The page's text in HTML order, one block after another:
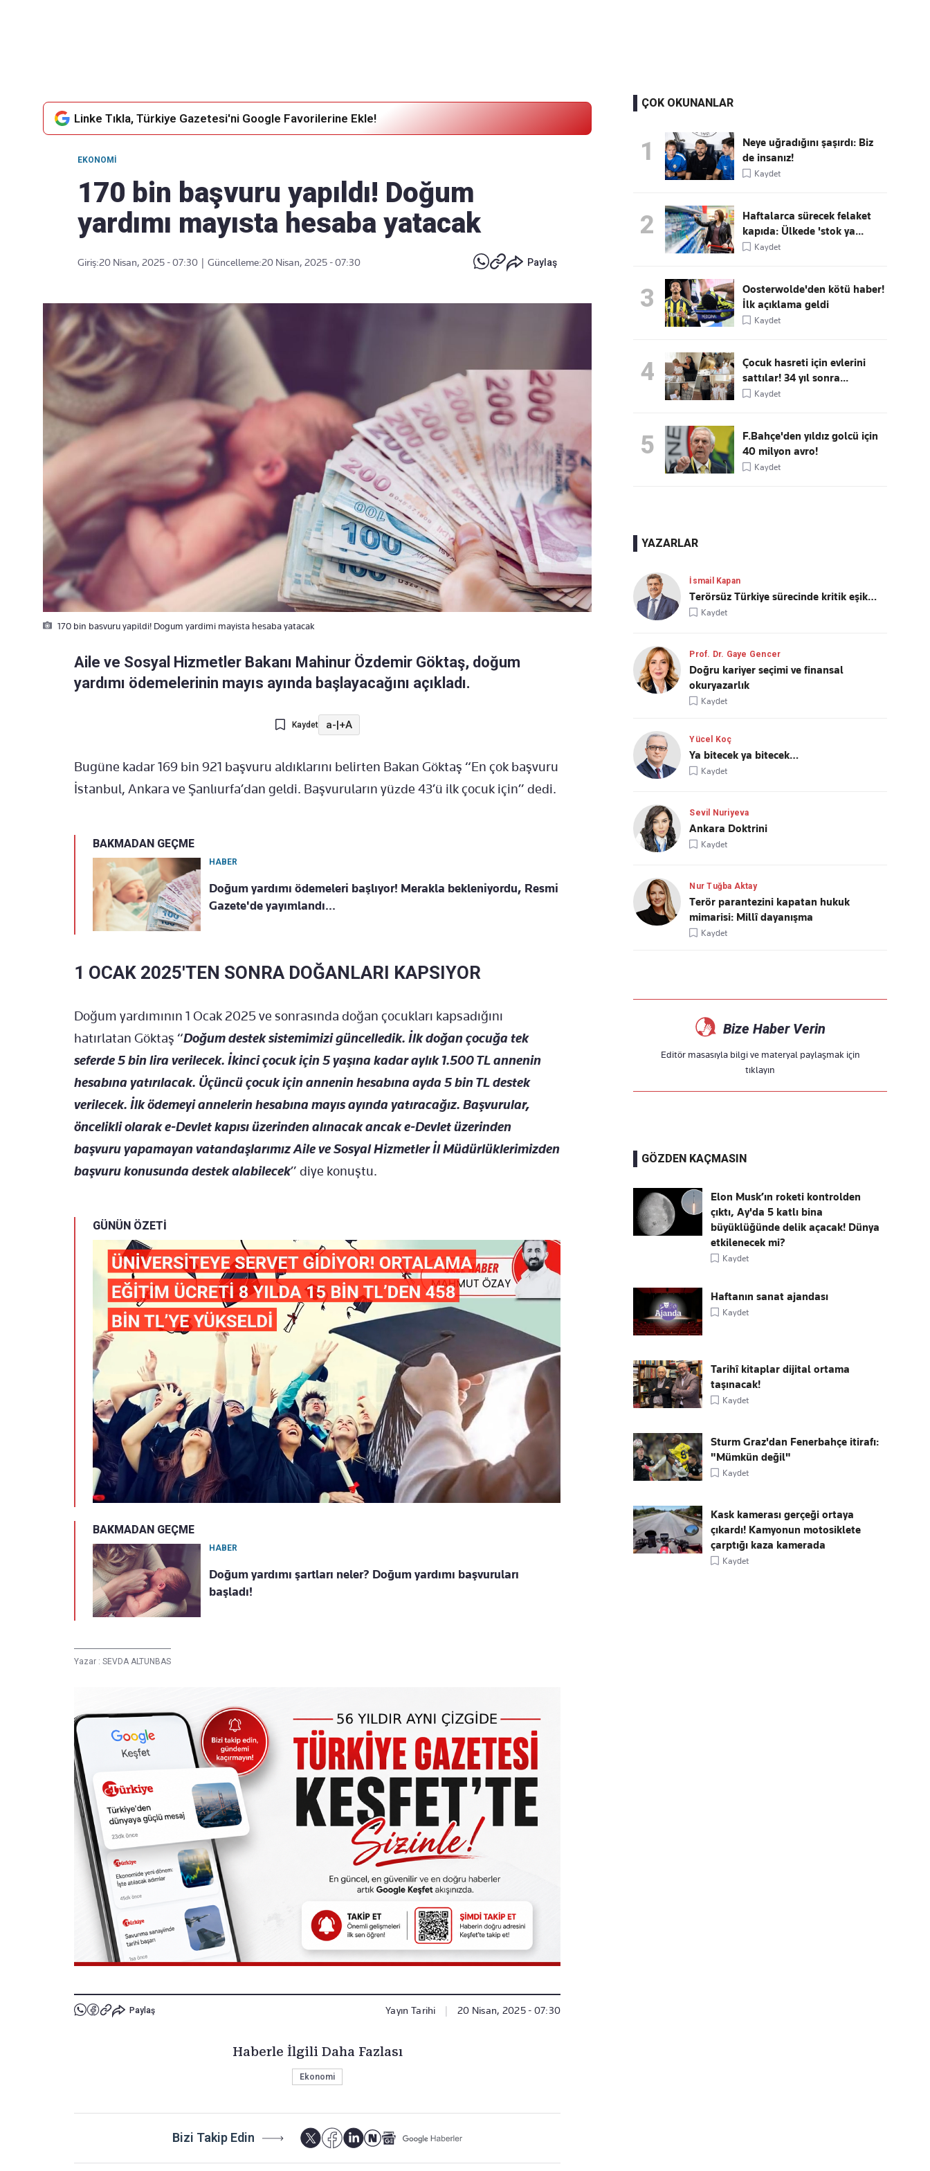
Linke Tıkla, Türkiye Gazetesi'ni Google Favorilerine Ekle!
EKONOMI
170 bin başvuru yapıldı! Doğum
yardımı mayısta hesaba yatacak
Giriş:20 Nisan, 2025 - 07:30 Güncelleme:20 Nisan, 2025 - 07:30 Paylaş
170 bin basvuru yapildi! Dogum yardimi mayista hesaba yatacak
Aile ve Sosyal Hizmetler Bakanı Mahinur Özdemir Göktaş, doğum
yardımı ödemelerinin mayıs ayında başlayacağını açıkladı.
Kaydet a-|+A
Bugüne kadar 169 bin 921 başvuru aldıklarını belirten Bakan Göktaş “En çok başvuru
İstanbul, Ankara ve Şanlıurfa’dan geldi. Başvuruların yüzde 43’ü ilk çocuk için” dedi.
BAKMADAN GEÇME
HABER
Doğum yardımı ödemeleri başlıyor! Merakla bekleniyordu, Resmi
Gazete'de yayımlandı...
1 OCAK 2025'TEN SONRA DOĞANLARI KAPSIYOR
Doğum yardımının 1 Ocak 2025 ve sonrasında doğan çocukları kapsadığını
hatırlatan Göktaş “Doğum destek sistemimizi güncelledik. İlk doğan çocuğa tek
seferde 5 bin lira verilecek. İkinci çocuk için 5 yaşına kadar aylık 1.500 TL annenin
hesabına yatırılacak. Üçüncü çocuk için annenin hesabına ayda 5 bin TL destek
verilecek. İlk ödemeyi annelerin hesabına mayıs ayında yatıracağız. Başvurular,
öncelikli olarak e-Devlet kapısı üzerinden alınacak ancak e-Devlet üzerinden
başvuru yapamayan vatandaşlarımız Aile ve Sosyal Hizmetler İl Müdürlüklerimizden
başvuru konusunda destek alabilecek” diye konuştu.
GÜNÜN ÖZETİ
BAKMADAN GEÇME
HABER
Doğum yardımı şartları neler? Doğum yardımı başvuruları
başladı!
Yazar : SEVDA ALTUNBAS
Paylaş Yayın Tarihi 20 Nisan, 2025 - 07:30
Haberle İlgili Daha Fazlası
Ekonomi
Bizi Takip Edin
ÇOK OKUNANLAR
1
Neye uğradığını şaşırdı: Biz
de insanız!
Kaydet
2
Haftalarca sürecek felaket
kapıda: Ülkede 'stok ya...
Kaydet
3
Oosterwolde'den kötü haber!
İlk açıklama geldi
Kaydet
4
Çocuk hasreti için evlerini
sattılar! 34 yıl sonra...
Kaydet
5
F.Bahçe'den yıldız golcü için
40 milyon avro!
Kaydet
YAZARLAR
İsmail Kapan
Terörsüz Türkiye sürecinde kritik eşik…
Kaydet
Prof. Dr. Gaye Gencer
Doğru kariyer seçimi ve finansal
okuryazarlık
Kaydet
Yücel Koç
Ya bitecek ya bitecek…
Kaydet
Sevil Nuriyeva
Ankara Doktrini
Kaydet
Nur Tuğba Aktay
Terör parantezini kapatan hukuk
mimarisi: Millî dayanışma
Kaydet
Bize Haber Verin
Editör masasıyla bilgi ve materyal paylaşmak için
tıklayın
GÖZDEN KAÇMASIN
Elon Musk’ın roketi kontrolden
çıktı, Ay'da 5 katlı bina
büyüklüğünde delik açacak! Dünya
etkilenecek mi?
Kaydet
Haftanın sanat ajandası
Kaydet
Tarihî kitaplar dijital ortama
taşınacak!
Kaydet
Sturm Graz'dan Fenerbahçe itirafı:
"Mümkün değil"
Kaydet
Kask kamerası gerçeği ortaya
çıkardı! Kamyonun motosiklete
çarptığı kaza kamerada
Kaydet